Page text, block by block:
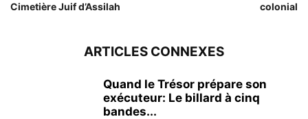
Cimetière Juif d’Assilah
colonial
ARTICLES CONNEXES
Quand le Trésor prépare son
exécuteur: Le billard à cinq
bandes...